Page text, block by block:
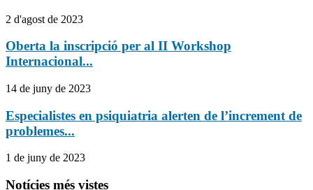
2 d'agost de 2023
Oberta la inscripció per al II Workshop
Internacional...
14 de juny de 2023
Especialistes en psiquiatria alerten de l’increment de
problemes...
1 de juny de 2023
Notícies més vistes